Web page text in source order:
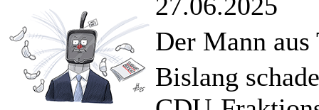
27.06.2025
Der Mann aus
Bislang